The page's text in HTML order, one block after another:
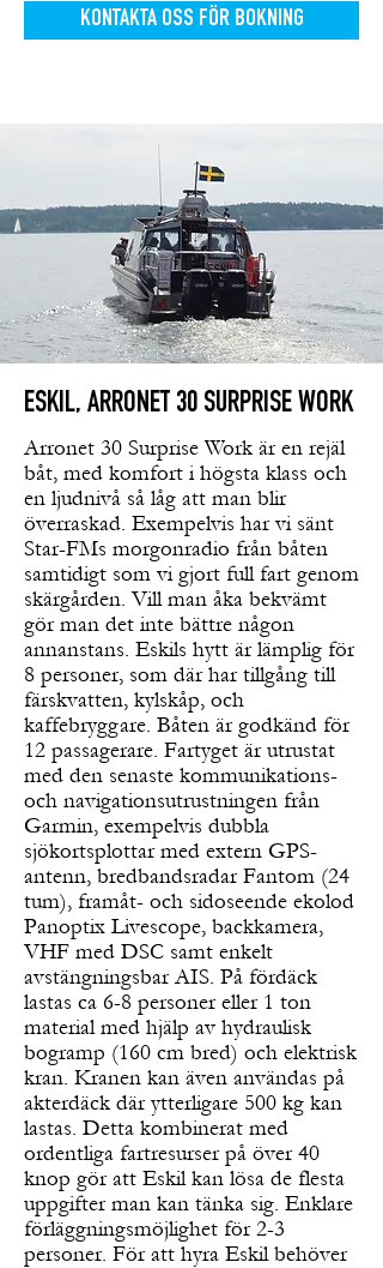
KONTAKTA OSS FÖR BOKNING
ESKIL, ARRONET 30 SURPRISE WORK
Arronet 30 Surprise Work är en rejäl
båt, med komfort i högsta klass och
en ljudnivå så låg att man blir
överraskad. Exempelvis har vi sänt
Star-FMs morgonradio från båten
samtidigt som vi gjort full fart genom
skärgården. Vill man åka bekvämt
gör man det inte bättre någon
annanstans. Eskils hytt är lämplig för
8 personer, som där har tillgång till
färskvatten, kylskåp, och
kaffebryggare. Båten är godkänd för
12 passagerare. Fartyget är utrustat
med den senaste kommunikations-
och navigationsutrustningen från
Garmin, exempelvis dubbla
sjökortsplottar med extern GPS-
antenn, bredbandsradar Fantom (24
tum), framåt- och sidoseende ekolod
Panoptix Livescope, backkamera,
VHF med DSC samt enkelt
avstängningsbar AIS. På fördäck
lastas ca 6-8 personer eller 1 ton
material med hjälp av hydraulisk
bogramp (160 cm bred) och elektrisk
kran. Kranen kan även användas på
akterdäck där ytterligare 500 kg kan
lastas. Detta kombinerat med
ordentliga fartresurser på över 40
knop gör att Eskil kan lösa de flesta
uppgifter man kan tänka sig. Enklare
förläggningsmöjlighet för 2-3
personer. För att hyra Eskil behöver